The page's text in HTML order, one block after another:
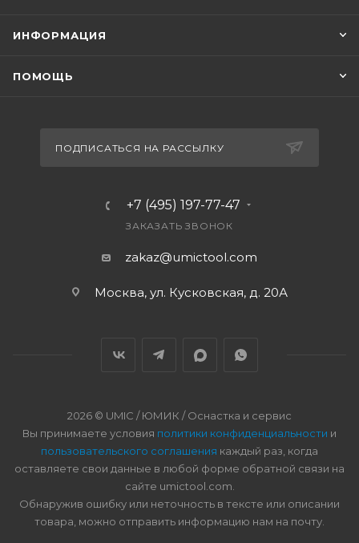
ИНФОРМАЦИЯ
ПОМОЩЬ
ПОДПИСАТЬСЯ НА РАССЫЛКУ
+7 (495) 197-77-47
ЗАКАЗАТЬ ЗВОНОК
zakaz@umictool.com
Москва, ул. Кусковская, д. 20А
2026 © UMIC / ЮМИК / Оснастка и сервис
Вы принимаете условия политики конфиденциальности и
пользовательского соглашения каждый раз, когда
оставляете свои данные в любой форме обратной связи на
сайте umictool.com.
Обнаружив ошибку или неточность в тексте или описании
товара, можно отправить информацию нам на почту.